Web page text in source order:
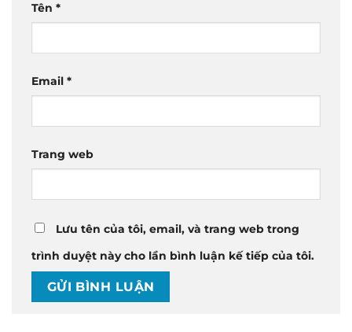
Tên *
Email *
Trang web
Lưu tên của tôi, email, và trang web trong
trình duyệt này cho lần bình luận kế tiếp của tôi.